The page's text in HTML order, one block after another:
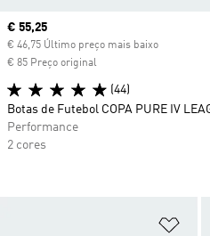
Current price
€ 55,25
€ 46,75 Último preço mais baixo
€ 85 Preço original
(44)
Botas de Futebol COPA PURE IV
Performance
2 cores